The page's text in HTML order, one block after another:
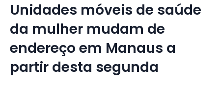
Unidades móveis de saúde
da mulher mudam de
endereço em Manaus a
partir desta segunda